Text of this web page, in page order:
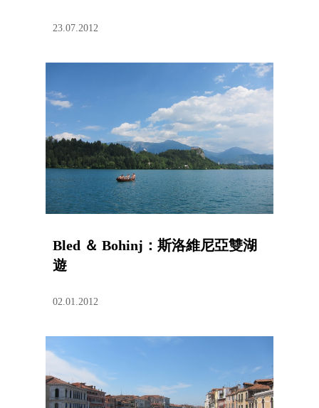
23.07.2012
Bled ＆ Bohinj：斯洛維尼亞雙湖
遊
02.01.2012